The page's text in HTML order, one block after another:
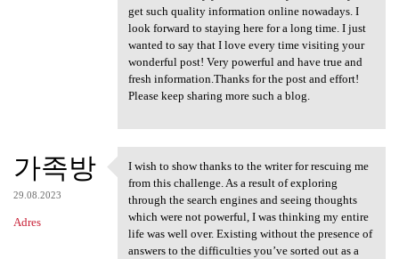
get such quality information online nowadays. I
look forward to staying here for a long time. I just
wanted to say that I love every time visiting your
wonderful post! Very powerful and have true and
fresh information.Thanks for the post and effort!
Please keep sharing more such a blog.
가족방
29.08.2023
Adres
I wish to show thanks to the
I wish to show thanks to the writer for rescuing me
from this challenge. As a result of exploring
through the search engines and seeing thoughts
which were not powerful, I was thinking my entire
life was well over. Existing without the presence of
answers to the difficulties you’ve sorted out as a